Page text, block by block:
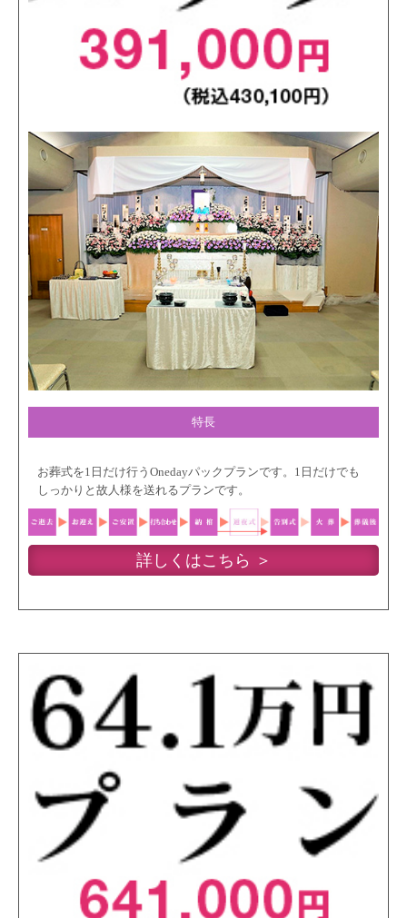
特長
お葬式を1日だけ行うOnedayパックプランです。1日だけでも
しっかりと故人様を送れるプランです。
詳しくはこちら ＞